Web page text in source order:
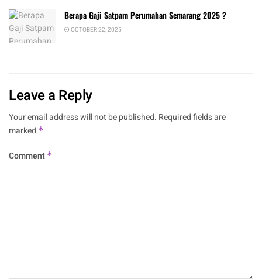
Berapa Gaji Satpam Perumahan Semarang 2025 ?
OCTOBER 22, 2025
Leave a Reply
Your email address will not be published. Required fields are
marked *
Comment *